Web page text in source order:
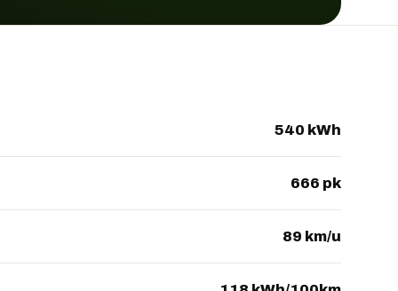
540 kWh
666 pk
89 km/u